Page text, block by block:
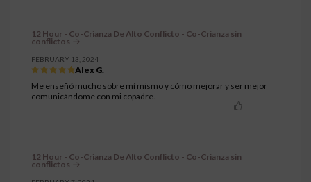
12 Hour - Co-Crianza De Alto Conflicto - Co-Crianza sin
conflictos
FEBRUARY 13, 2024
Alex G.
Me enseñó mucho sobre mí mismo y cómo mejorar y ser mejor
comunicándome con mi copadre.
12 Hour - Co-Crianza De Alto Conflicto - Co-Crianza sin
conflictos